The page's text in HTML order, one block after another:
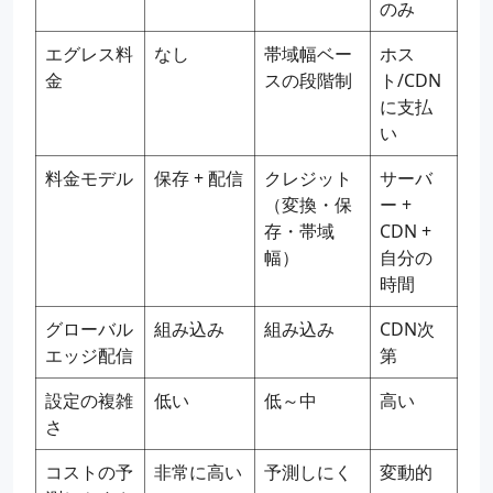
のみ
エグレス料
金
なし
帯域幅ベー
スの段階制
ホス
ト/CDN
に支払
い
料金モデル
保存 + 配信
クレジット
（変換・保
存・帯域
幅）
サーバ
ー +
CDN +
自分の
時間
グローバル
エッジ配信
組み込み 組み込み
CDN次
第
設定の複雑
さ
低い 低～中 高い
コストの予
非常に高い
予測しにく
変動的